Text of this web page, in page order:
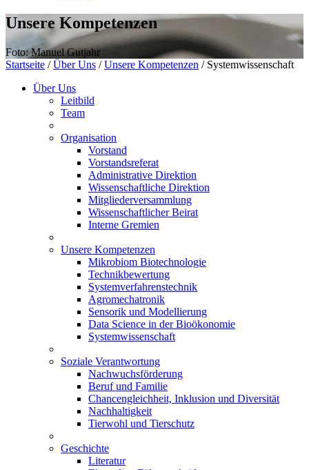
Unsere Kompetenzen
Foto: Manuel Gutjahr
Startseite / Über Uns / Unsere Kompetenzen /Systemwissenschaft
Über Uns
Leitbild
Team
Organisation
Vorstand
Vorstandsreferat
Administrative Direktion
Wissenschaftliche Direktion
Mitgliederversammlung
Wissenschaftlicher Beirat
Interne Gremien
Unsere Kompetenzen
Mikrobiom Biotechnologie
Technikbewertung
Systemverfahrenstechnik
Agromechatronik
Sensorik und Modellierung
Data Science in der Bioökonomie
Systemwissenschaft
Soziale Verantwortung
Nachwuchsförderung
Beruf und Familie
Chancengleichheit, Inklusion und Diversität
Nachhaltigkeit
Tierwohl und Tierschutz
Geschichte
Literatur